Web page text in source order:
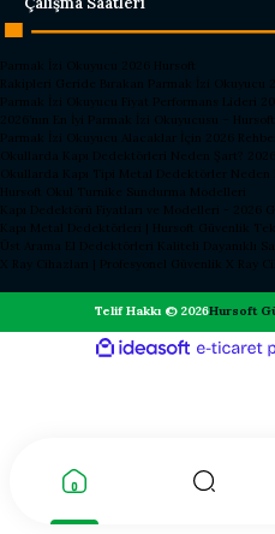
Parmak İzi Okuyucu 2026 Hursoft
Rakipleri Geride Bırakan Parmak İzi Okuyucu
Parmak İzi Okuyucu Fiyat Performans Lideri
2026’nın En İyi Parmak İzi Okuyucusu –
Parmak İzi Okuyucu Alacaklar İçin 2026
Okullarda Kapı Dedektörleri Neden Şart?
Okullarda Kapı Tipi Metal Dedektörler Neden
Hursoft Okul Turnike Sundurma Modelleri
Kapı Dedektörü Fiyatları ve Modelleri - 2026
Kapı Metal Dedektörleri | Hursoft Güvenlik
Üst Arama El Dedektörleri Kaliteli Dayanıklı
X Ray Cihazları | Profesyonel Güvenlik X Ray
Telif Hakkı © 2026Hursoft
ideasoft